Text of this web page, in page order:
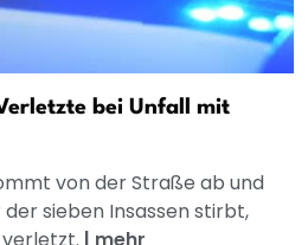
bei Unfall mit
von der Straße ab und
sieben Insassen stirbt,
| mehr